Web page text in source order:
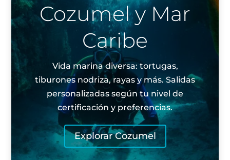
Cozumel y Mar
Caribe
Vida marina diversa: tortugas,
tiburones nodriza, rayas y más. Salidas
personalizadas según tu nivel de
certificación y preferencias.
Explorar Cozumel